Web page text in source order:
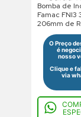
Bomba de
Famac FNI3
206mm de
380/660V
Roscada
O Preço
é
nosso
Clique e
via